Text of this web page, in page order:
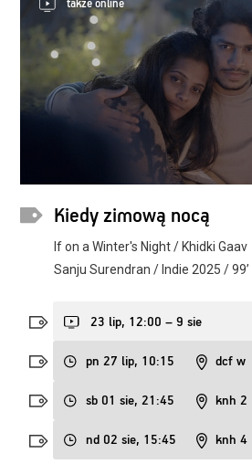
także online
Kiedy zimową nocą
If on a Winter's Night / Khidki Gaav
Sanju Surendran / Indie 2025 / 99’
pn 27 lip, 10:15 dcf w
sb 01 sie, 21:45 knh 2
nd 02 sie, 15:45 knh 4
23 lip, 12:00 – 9 sie